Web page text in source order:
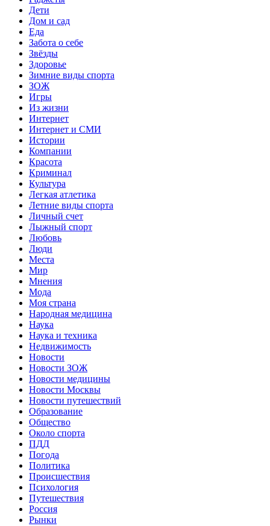
Дети
Дом и сад
Еда
Забота о себе
Звёзды
Здоровье
Зимние виды спорта
ЗОЖ
Игры
Из жизни
Интернет
Интернет и СМИ
Истории
Компании
Красота
Криминал
Культура
Легкая атлетика
Летние виды спорта
Личный счет
Лыжный спорт
Любовь
Люди
Места
Мир
Мнения
Мода
Моя страна
Народная медицина
Наука
Наука и техника
Недвижимость
Новости
Новости ЗОЖ
Новости медицины
Новости Москвы
Новости путешествий
Образование
Общество
Около спорта
ПДД
Погода
Политика
Происшествия
Психология
Путешествия
Россия
Рынки